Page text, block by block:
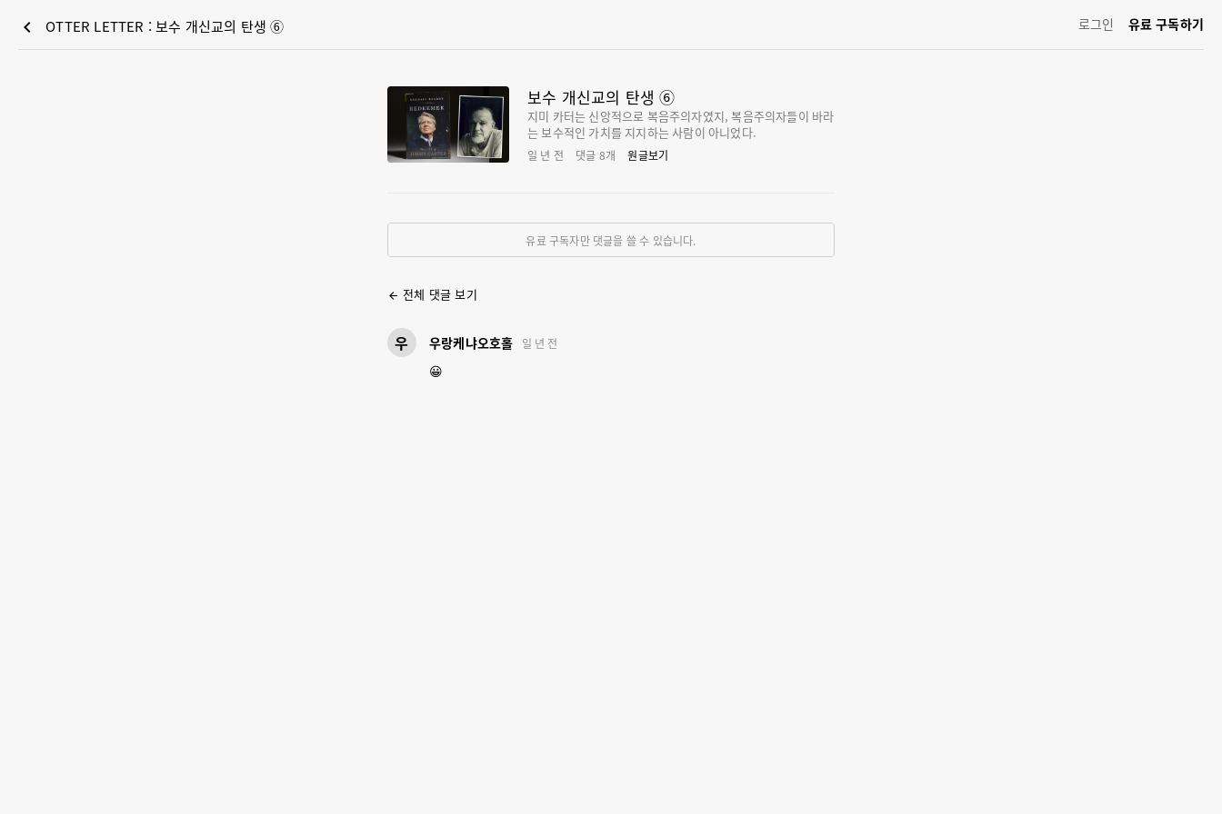
chevron_left OTTER LETTER : 보수 개신교의 탄생 ⑥ 로그인 유료 구독하기
보수 개신교의 탄생 ⑥
지미 카터는 신앙적으로 복음주의자였지, 복음주의자들이 바라
는 보수적인 가치를 지지하는 사람이 아니었다.
일 년 전 댓글 8개 원글보기
유료 구독자만 댓글을 쓸 수 있습니다.
arrow_back 전체 댓글 보기
우 우랑케냐오호홀 일 년 전
😀